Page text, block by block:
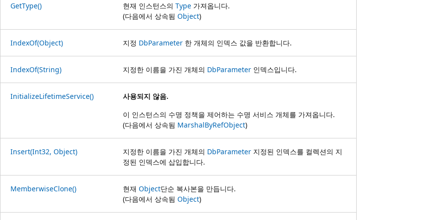
GetType() 현재 인스턴스의 Type 가져옵니다.
(다음에서 상속됨 Object)
IndexOf(Object) 지정 DbParameter 한 개체의 인덱스 값을 반환합니다.
IndexOf(String) 지정한 이름을 가진 개체의 DbParameter 인덱스입니다.
InitializeLifetimeService()
사용되지 않음.
이 인스턴스의 수명 정책을 제어하는 수명 서비스 개체를 가져옵니다.
(다음에서 상속됨 MarshalByRefObject)
Insert(Int32, Object) 지정한 이름을 가진 개체의 DbParameter 지정된 인덱스를 컬렉션의 지
정된 인덱스에 삽입합니다.
MemberwiseClone() 현재 Object단순 복사본을 만듭니다.
(다음에서 상속됨 Object)